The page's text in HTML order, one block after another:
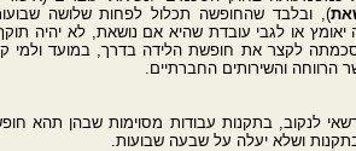
), ובלבד שהחופשה תכלול לפחות שלושה
או לגבי עובדת שהיא אם נושאת, לא יהיה
לקצר את חופשת הלידה בדרך, במועד
הרווחה והשירותים החברתיים.
לנקוב, בתקנות עבודות מסוימות שבהן תהא
ושלא יעלה על שבעה שבועות.